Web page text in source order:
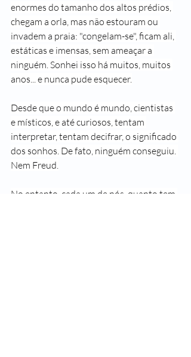
enormes do tamanho dos altos prédios,
chegam a orla, mas não estouram ou
invadem a praia: "congelam-se", ficam ali,
estáticas e imensas, sem ameaçar a
ninguém. Sonhei isso há muitos, muitos
anos... e nunca pude esquecer.
Desde que o mundo é mundo, cientistas
e místicos, e até curiosos, tentam
interpretar, tentam decifrar, o significado
dos sonhos. De fato, ninguém conseguiu.
Nem Freud.
No entanto, cada um de nós, quanto tem